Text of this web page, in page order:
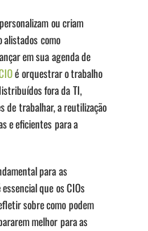
ou criam
alistados como
em sua agenda de
é orquestrar o trabalho
fora da TI,
de trabalhar, a reutilização
e eficientes para a
para as
que os CIOs
sobre como podem
melhor para as